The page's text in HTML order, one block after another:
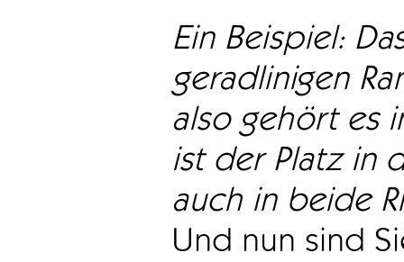
Ein Beispiel:
geradlinigen
also gehört es
ist der Platz in
auch in beide
Und nun sind